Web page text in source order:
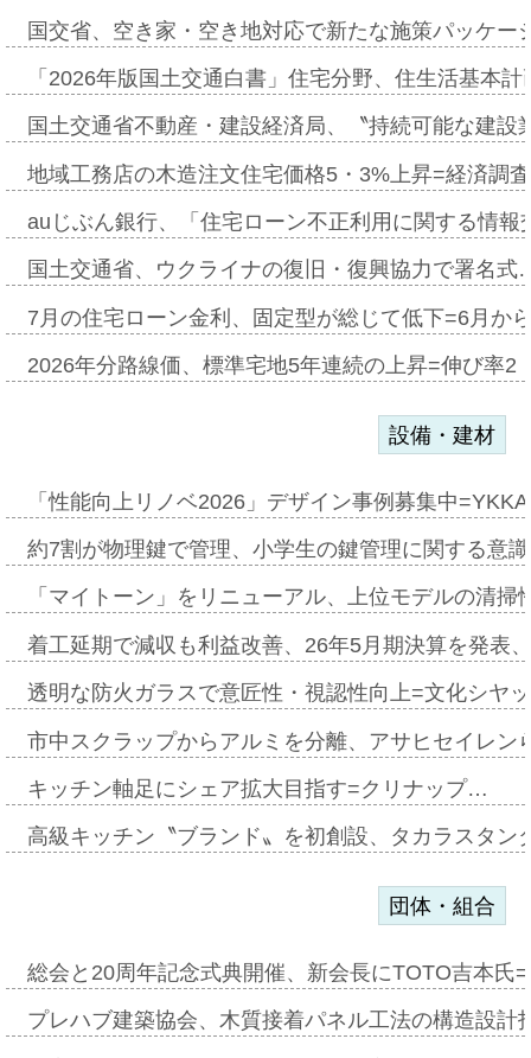
国交省、空き家・空き地対応で新たな施策パッケ
「2026年版国土交通白書」住宅分野、住生活基本
国土交通省不動産・建設経済局、〝持続可能な建
地域工務店の木造注文住宅価格5・3%上昇=経済調
auじぶん銀行、「住宅ローン不正利用に関する情
国土交通省、ウクライナの復旧・復興協力で署名
7月の住宅ローン金利、固定型が総じて低下=6月か
2026年分路線価、標準宅地5年連続の上昇=伸び率
設備・建材
「性能向上リノベ2026」デザイン事例募集中
約7割が物理鍵で管理、小学生の鍵管理に関する意
「マイトーン」をリニューアル、上位モデルの清
着工延期で減収も利益改善、26年5月期決算を発表
透明な防火ガラスで意匠性・視認性向上=文化シヤ
市中スクラップからアルミを分離、アサヒセイレ
キッチン軸足にシェア拡大目指す=クリナップ…
高級キッチン〝ブランド〟を初創設、タカラスタ
団体・組合
総会と20周年記念式典開催、新会長にTOTO吉本氏
プレハブ建築協会、木質接着パネル工法の構造設